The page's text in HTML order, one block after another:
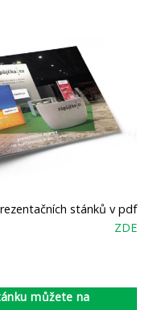
stánků v pdf
ZDE
můžete na